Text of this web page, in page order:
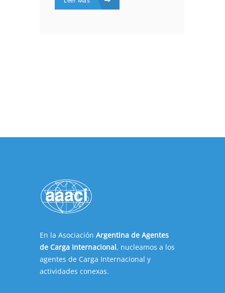
En la Asociación Argentina de Agentes
de Carga Internacional, nucleamos a los
agentes de Carga Internacional y
actividades conexas.